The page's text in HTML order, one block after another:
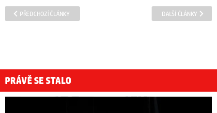
PŘEDCHOZÍ ČLÁNKY DALŠÍ ČLÁNKY
PRÁVĚ SE STALO